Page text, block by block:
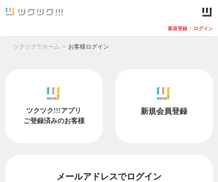
新規登録 / ログイン
ツクツク!!!ホーム お客様ログイン
ツクツク!!!アプリ
ご登録済みのお客様
新規会員登録
メールアドレスでログイン